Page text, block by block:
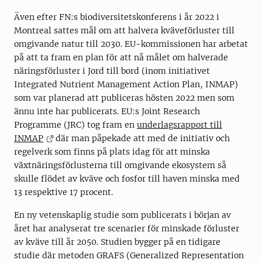
Även efter FN:s biodiversitetskonferens i år 2022 i
Montreal sattes mål om att halvera kväveförluster till
omgivande natur till 2030. EU-kommissionen har arbetat
på att ta fram en plan för att nå målet om halverade
näringsförluster i Jord till bord (inom initiativet
Integrated Nutrient Management Action Plan, INMAP)
som var planerad att publiceras hösten 2022 men som
ännu inte har publicerats. EU:s Joint Research
Programme (JRC) tog fram en underlagsrapport till
INMAP
där man påpekade att med de initiativ och
regelverk som finns på plats idag för att minska
växtnäringsförlusterna till omgivande ekosystem så
skulle flödet av kväve och fosfor till haven minska med
13 respektive 17 procent.
En ny vetenskaplig studie som publicerats i början av
året har analyserat tre scenarier för minskade förluster
av kväve till år 2050. Studien bygger på en tidigare
studie där metoden GRAFS (Generalized Representation